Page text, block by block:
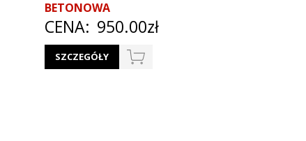
BETONOWA
CENA: 950.00zł
SZCZEGÓŁY